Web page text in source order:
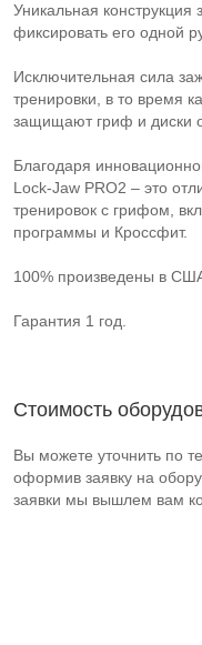
Уникальная конструкция
фиксировать его одной
Исключительная сила
тренировки, в то время
защищают гриф и диски
Благодаря
Lock-Jaw PRO2 – это
тренировок с грифом,
программы и Кроссфит.
100% произведены в
Гарантия 1 год.
Стоимость
Вы можете уточнить по
оформив заявку на
заявки мы вышлем вам